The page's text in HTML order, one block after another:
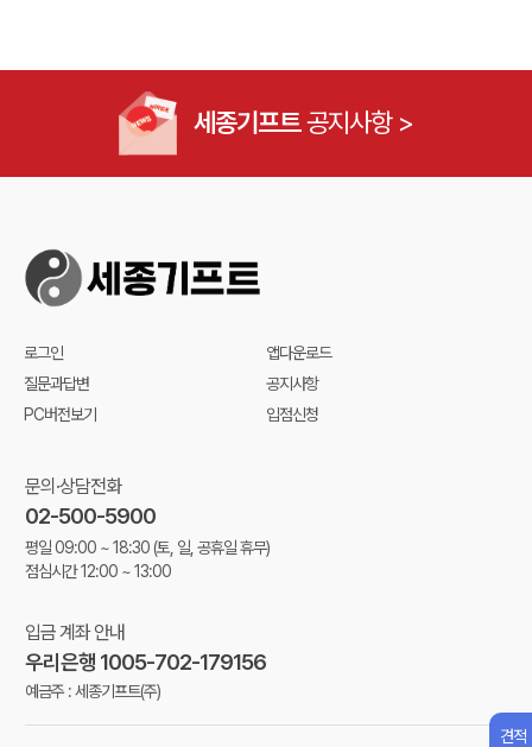
세종기프트공지사항 >
로그인
앱다운로드
질문과답변
공지사항
PC버전보기
입점신청
문의·상담전화
02-500-5900
평일 09:00 ~ 18:30(토, 일, 공휴일 휴무)
점심시간 12:00 ~ 13:00
입금 계좌 안내
우리은행 1005-702-179156
예금주 : 세종기프트(주)
견적